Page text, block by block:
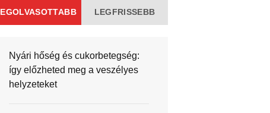
LEGFRISSEBB
Nyári hőség és cukorbetegség:
így előzheted meg a veszélyes
helyzeteket